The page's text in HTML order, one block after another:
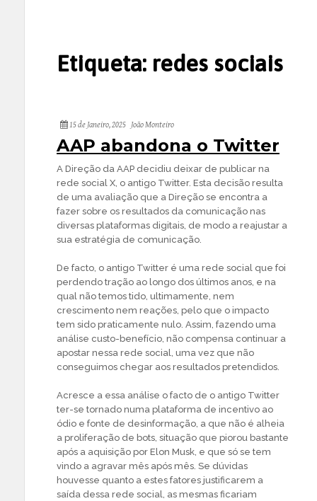
Etiqueta: redes sociais
15 de Janeiro, 2025 João Monteiro
AAP abandona o Twitter
A Direção da AAP decidiu deixar de publicar na
rede social X, o antigo Twitter. Esta decisão resulta
de uma avaliação que a Direção se encontra a
fazer sobre os resultados da comunicação nas
diversas plataformas digitais, de modo a reajustar a
sua estratégia de comunicação.
De facto, o antigo Twitter é uma rede social que foi
perdendo tração ao longo dos últimos anos, e na
qual não temos tido, ultimamente, nem
crescimento nem reações, pelo que o impacto
tem sido praticamente nulo. Assim, fazendo uma
análise custo-benefício, não compensa continuar a
apostar nessa rede social, uma vez que não
conseguimos chegar aos resultados pretendidos.
Acresce a essa análise o facto de o antigo Twitter
ter-se tornado numa plataforma de incentivo ao
ódio e fonte de desinformação, a que não é alheia
a proliferação de bots, situação que piorou bastante
após a aquisição por Elon Musk, e que só se tem
vindo a agravar mês após mês. Se dúvidas
houvesse quanto a estes fatores justificarem a
saída dessa rede social, as mesmas ficariam